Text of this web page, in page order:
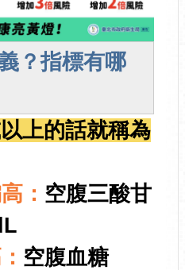
？指標有哪
上的話就稱為
： 空腹三酸甘
空腹血糖